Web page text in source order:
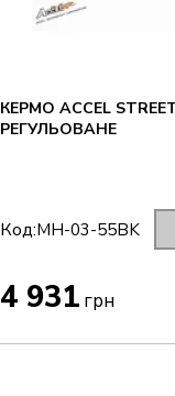
КЕРМО ACCEL
РЕГУЛЬОВАНЕ
Код:MH-03-55BK
4 931 грн